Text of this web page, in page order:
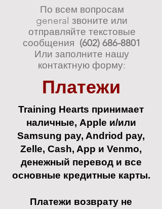
По всем вопросам
general звоните или
отправляйте текстовые
сообщения (602) 686-8801
Или заполните нашу
контактную форму:
Платежи
Training Hearts принимает
наличные, Apple и/или
Samsung pay, Andriod pay,
Zelle, Cash, App и Venmo,
денежный перевод и все
основные кредитные карты.
Платежи возврату не